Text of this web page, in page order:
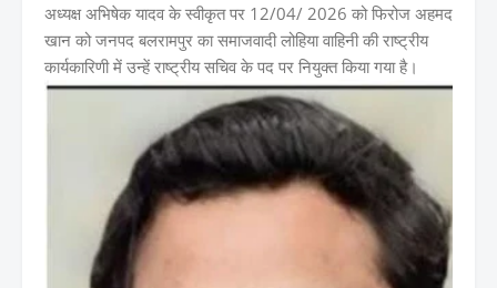
अध्यक्ष अभिषेक यादव के स्वीकृत पर 12/04/ 2026 को फिरोज अहमद
खान को जनपद बलरामपुर का समाजवादी लोहिया वाहिनी की राष्ट्रीय
कार्यकारिणी में उन्हें राष्ट्रीय सचिव के पद पर नियुक्त किया गया है।